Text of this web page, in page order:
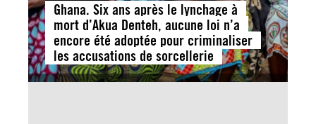
Ghana. Six ans après le lynchage à
mort d’Akua Denteh, aucune loi n’a
encore été adoptée pour criminaliser
les accusations de sorcellerie